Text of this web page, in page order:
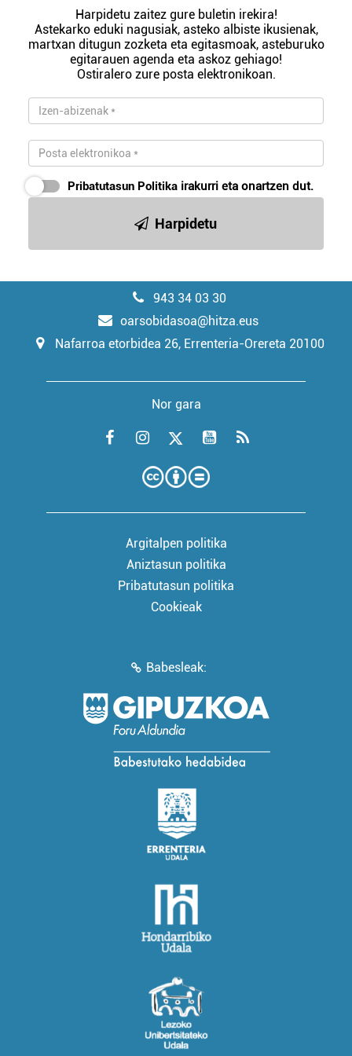
Harpidetu zaitez gure buletin irekira!
Astekarko eduki nagusiak, asteko albiste ikusienak,
martxan ditugun zozketa eta egitasmoak, asteburuko
egitarauen agenda eta askoz gehiago!
Ostiralero zure posta elektronikoan.
Pribatutasun Politika irakurri eta onartzen dut.
Harpidetu
943 34 03 30
oarsobidasoa@hitza.eus
Nafarroa etorbidea 26, Errenteria-Orereta 20100
Nor gara
Argitalpen politika
Aniztasun politika
Pribatutasun politika
Cookieak
Babesleak: